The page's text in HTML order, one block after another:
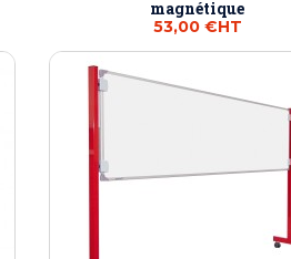
magnétique
53,00 €HT